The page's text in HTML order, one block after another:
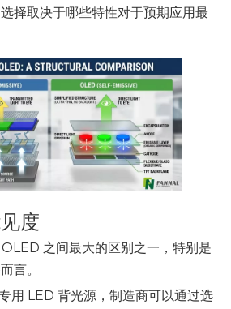
择取决于哪些特性对于预期应用最
度
之间最大的区别之一，特别是
言。
用 LED 背光源，制造商可以通过选